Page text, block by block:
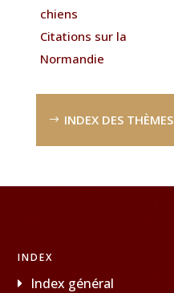
chiens
Citations sur la
Normandie
INDEX DES THÈMES
INDEX
Index général